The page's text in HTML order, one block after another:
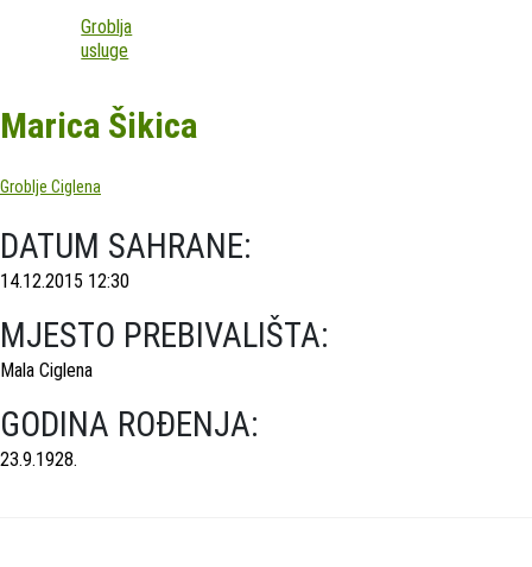
Groblja
usluge
Marica Šikica
Groblje Ciglena
DATUM SAHRANE:
14.12.2015 12:30
MJESTO PREBIVALIŠTA:
Mala Ciglena
GODINA ROĐENJA:
23.9.1928.